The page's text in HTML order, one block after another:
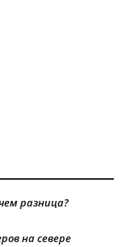
разница?
на севере